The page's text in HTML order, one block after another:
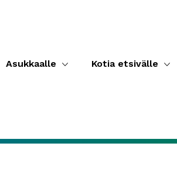
Asukkaalle Kotia etsivälle